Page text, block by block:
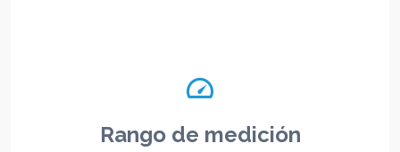
Rango de medición